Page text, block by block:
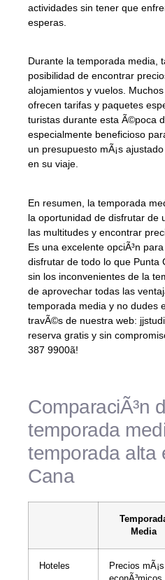
actividades sin tener que
esperas.
Durante la temporada media,
posibilidad de encontrar
alojamientos y vuelos.
ofrecen tarifas y paquetes
turistas durante esta Ã©poca
especialmente beneficioso
un presupuesto mÃ¡s
en su viaje.
En resumen, la temporada
la oportunidad de disfrutar de
las multitudes y encontrar
Es una excelente opciÃ³n
disfrutar de todo lo que Punta
sin los inconvenientes de la
de aprovechar todas las
temporada media y no dudes
travÃ©s de nuestra web:
reserva gratis y sin compromiso
387 9900ã!
ComparaciÃ³n
temporada
temporada alta
Cana
Media
Hoteles
Precios mÃ¡s